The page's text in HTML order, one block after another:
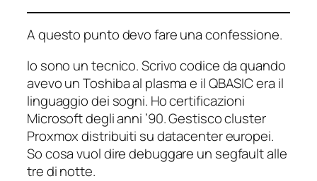
A questo punto devo fare una confessione.
Io sono un tecnico. Scrivo codice da quando
avevo un Toshiba al plasma e il QBASIC era il
linguaggio dei sogni. Ho certificazioni
Microsoft degli anni ’90. Gestisco cluster
Proxmox distribuiti su datacenter europei.
So cosa vuol dire debuggare un segfault alle
tre di notte.